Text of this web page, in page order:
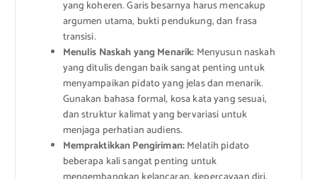
yang koheren. Garis besarnya harus mencakup
argumen utama, bukti pendukung, dan frasa
transisi.
Menulis Naskah yang Menarik: Menyusun naskah
yang ditulis dengan baik sangat penting untuk
menyampaikan pidato yang jelas dan menarik.
Gunakan bahasa formal, kosa kata yang sesuai,
dan struktur kalimat yang bervariasi untuk
menjaga perhatian audiens.
Mempraktikkan Pengiriman:Melatih pidato
beberapa kali sangat penting untuk